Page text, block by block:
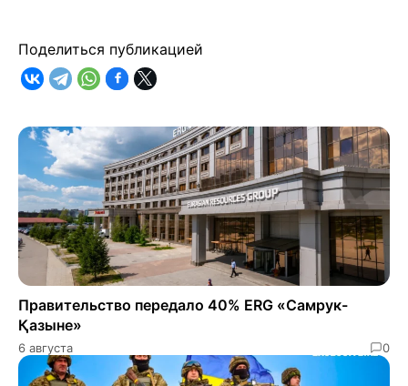
Поделиться публикацией
Правительство передало 40% ERG «Самрук-
Қазыне»
6 августа 0